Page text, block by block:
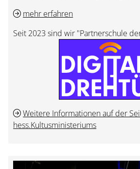
mehr erfahren
Seit 2023 sind wir "Partnerschule
Weitere Informationen auf der
hess.Kultusministeriums